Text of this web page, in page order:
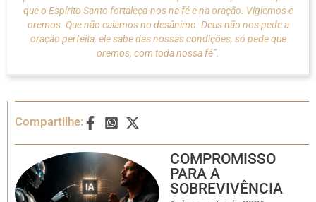
que o Espírito Santo fortaleça-nos na fé e na oração. Vigiemos e
oremos. Que não caiamos no desânimo. Deus não nos pede a
oração perfeita, ele sabe das nossas condições, só pede que
oremos, com toda nossa fé”.
Compartilhe:
COMPROMISSO
PARA A
SOBREVIVÊNCIA